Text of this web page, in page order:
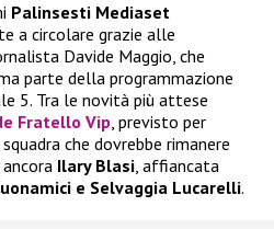
Palinsesti Mediaset
a circolare grazie alle
Davide Maggio, che
parte della programmazione
5. Tra le novità più attese
Fratello Vip, previsto per
che dovrebbe rimanere
Ilary Blasi, affiancata
e Selvaggia Lucarelli.